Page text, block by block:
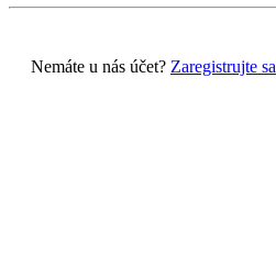
Nemáte u nás účet? Zaregistrujte sa